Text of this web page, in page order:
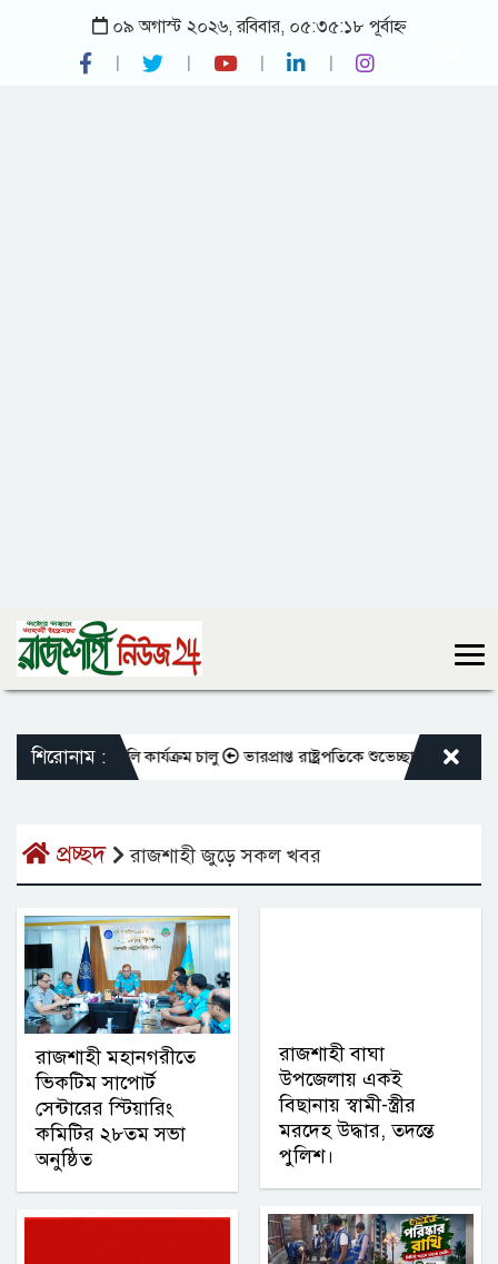
০৯ অগাস্ট ২০২৬, রবিবার, ০৫:৩৫:১৮ পূর্বাহ্ন
শিরোনাম :
বদলি কার্যক্রম চালু ভারপ্রাপ্ত রাষ্ট্রপতিকে শুভেচ্ছা জানালেন রাসিক
প্রচ্ছদ রাজশাহী জুড়ে সকল খবর
রাজশাহী মহানগরীতে
ভিকটিম সাপোর্ট
সেন্টারের স্টিয়ারিং
কমিটির ২৮তম সভা
অনুষ্ঠিত
রাজশাহী বাঘা
উপজেলায় একই
বিছানায় স্বামী-স্ত্রীর
মরদেহ উদ্ধার, তদন্তে
পুলিশ।